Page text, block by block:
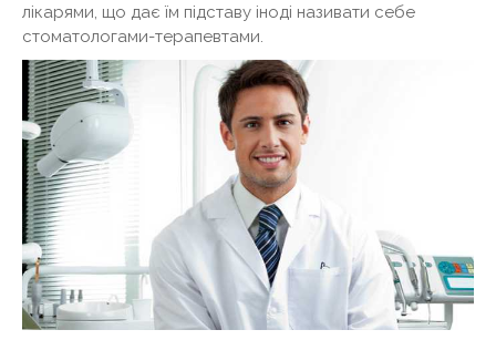
лікарями, що дає їм підставу іноді називати себе
стоматологами-терапевтами.